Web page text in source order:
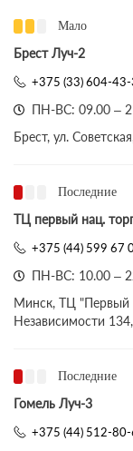
Мало
Брест Луч-2
+375 (33) 604-
ПН-ВС: 09.00 –
Брест, ул.
Последние
ТЦ первый нац.
+375 (44) 599 67
ПН-ВС: 10.00 –
Минск, ТЦ "Первый
Независимости
Последние
Гомель Луч-3
+375 (44) 512-